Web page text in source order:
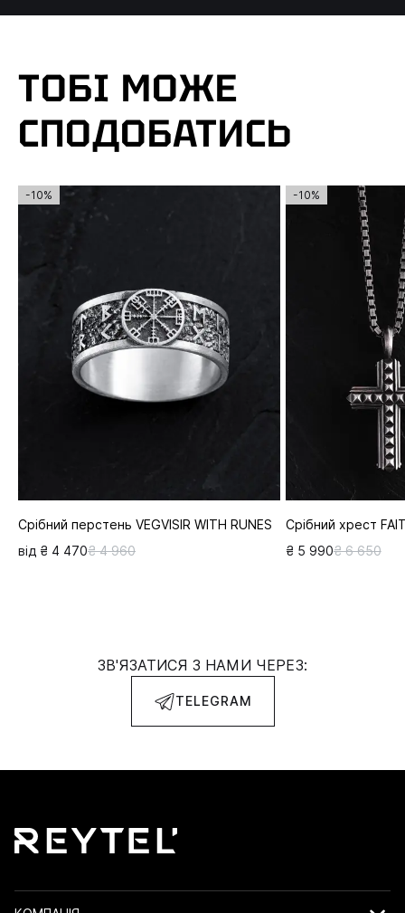
ТОБІ МОЖЕ
СПОДОБАТИСЬ
-10%
Срібний перстень VEGVISIR WITH RUNES
від ₴ 4 470₴ 4 960
-10%
Срібний хрест
₴ 5 990₴ 6 650
ЗВ'ЯЗАТИСЯ З НАМИ ЧЕРЕЗ:
TELEGRAM